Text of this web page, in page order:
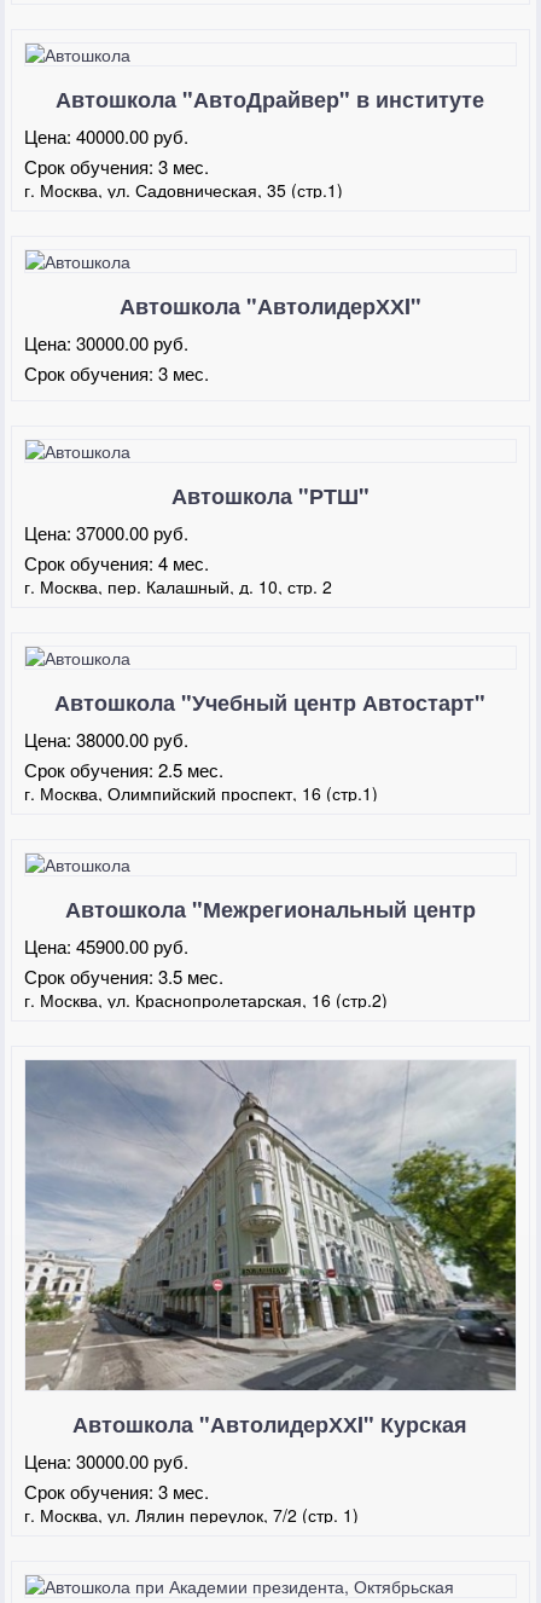
Автошкола "АвтоДрайвер" в институте
Цена:40000.00 руб.
Срок обучения:3 мес.
г. Москва, ул. Садовническая, 35 (стр.1)
Автошкола "АвтолидерХХI"
Цена:30000.00 руб.
Срок обучения:3 мес.
Автошкола "РТШ"
Цена:37000.00 руб.
Срок обучения:4 мес.
г. Москва, пер. Калашный, д. 10, стр. 2
Автошкола "Учебный центр Автостарт"
Цена:38000.00 руб.
Срок обучения:2.5 мес.
г. Москва, Олимпийский проспект, 16 (стр.1)
Автошкола "Межрегиональный центр
обучения вождению"
Цена:45900.00 руб.
Срок обучения:3.5 мес.
г. Москва, ул. Краснопролетарская, 16 (стр.2)
Автошкола "АвтолидерХХI" Курская
Цена:30000.00 руб.
Срок обучения:3 мес.
г. Москва, ул. Лялин переулок, 7/2 (стр. 1)